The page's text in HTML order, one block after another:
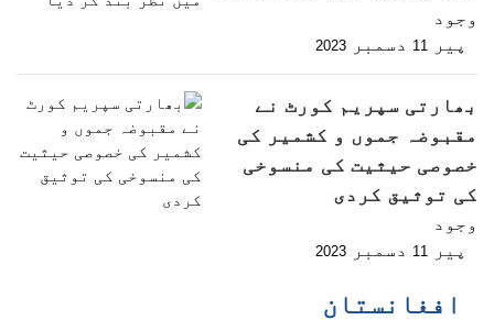
وجود
پیر
11 دسمبر 2023
بھارتی سپریم کورٹ نے
مقبوضہ جموں و کشمیر کی
خصوصی حیثیت کی منسوخی
کی توثیق کردی
وجود
پیر
11 دسمبر 2023
افغانستان